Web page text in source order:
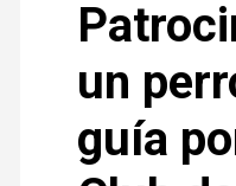
un
guía